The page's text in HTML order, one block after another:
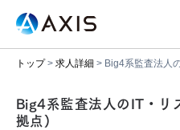
トップ> 求人詳細 > Big4系監査法人
Big4系監査法人のIT・リ
拠点)